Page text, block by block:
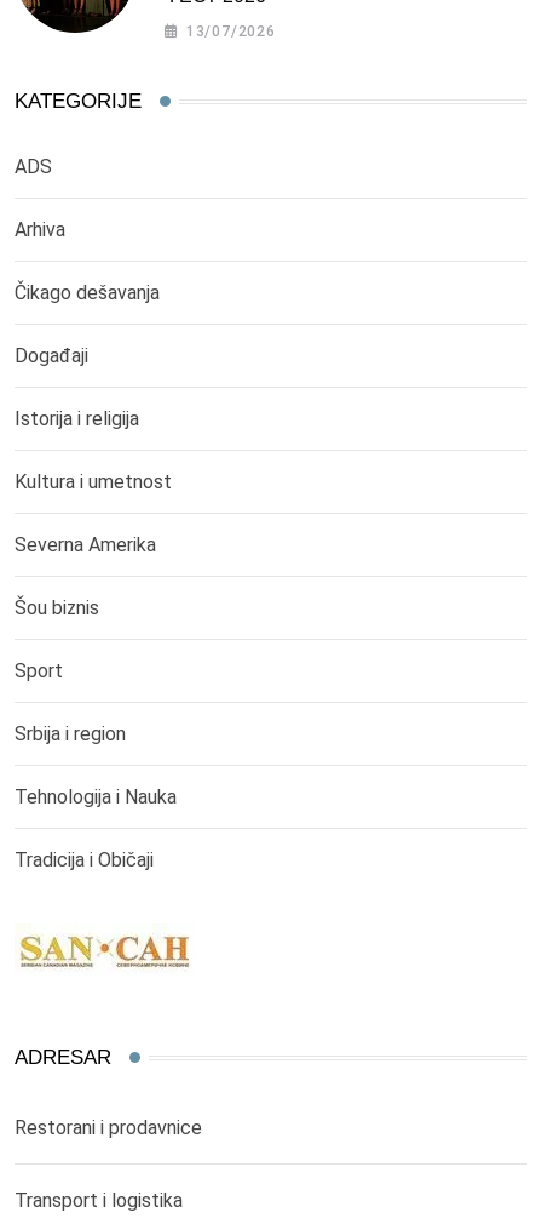
13/07/2026
KATEGORIJE
ADS
Arhiva
Čikago dešavanja
Događaji
Istorija i religija
Kultura i umetnost
Severna Amerika
Šou biznis
Sport
Srbija i region
Tehnologija i Nauka
Tradicija i Običaji
ADRESAR
Restorani i prodavnice
Transport i logistika